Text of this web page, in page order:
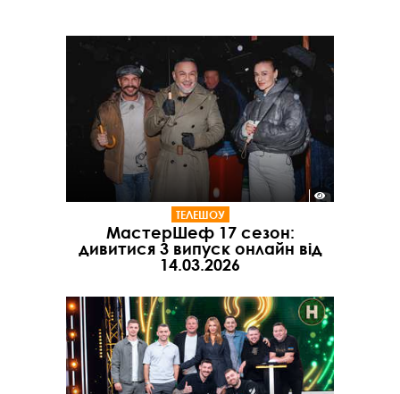
ТЕЛЕШОУ
МастерШеф 17 сезон:
дивитися 3 випуск онлайн від
14.03.2026